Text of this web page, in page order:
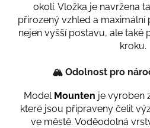
okolí. Vložka je navržena
přirozený vzhled a maximální
nejen vyšší postavu, ale také
kroku.
🏔️ Odolnost pro
Model Mounten je vyroben
které jsou připraveny čelit
ve městě. Voděodolná